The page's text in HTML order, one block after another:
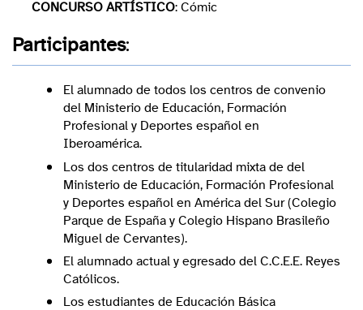
CONCURSO ARTÍSTICO: Cómic
Participantes:
El alumnado de todos los centros de convenio
del Ministerio de Educación, Formación
Profesional y Deportes español en
Iberoamérica.
Los dos centros de titularidad mixta de del
Ministerio de Educación, Formación Profesional
y Deportes español en América del Sur (Colegio
Parque de España y Colegio Hispano Brasileño
Miguel de Cervantes).
El alumnado actual y egresado del C.C.E.E. Reyes
Católicos.
Los estudiantes de Educación Básica